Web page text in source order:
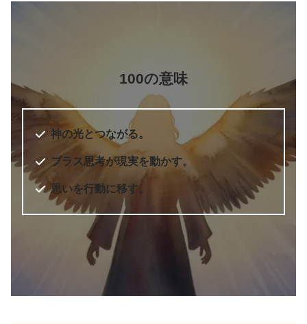
100の意味
神の光とつながる。
プラス思考が現実を動かす。
思いを行動に移す。